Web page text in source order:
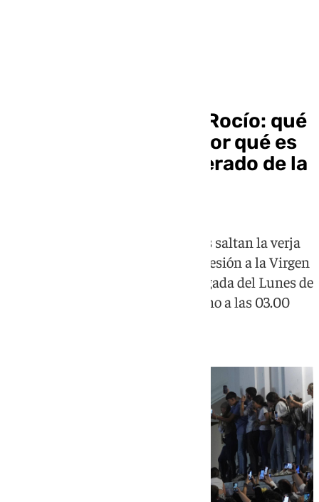
El salto de la reja del Rocío: qué
es, cuándo ocurre y por qué es
el momento más esperado de la
El gesto por el que los almonteños saltan la verja
del altar mayor para sacar en procesión a la Virgen
del Rocío se produce en la madrugada del Lunes de
Pentecostés, generalmente en torno a las 03.00